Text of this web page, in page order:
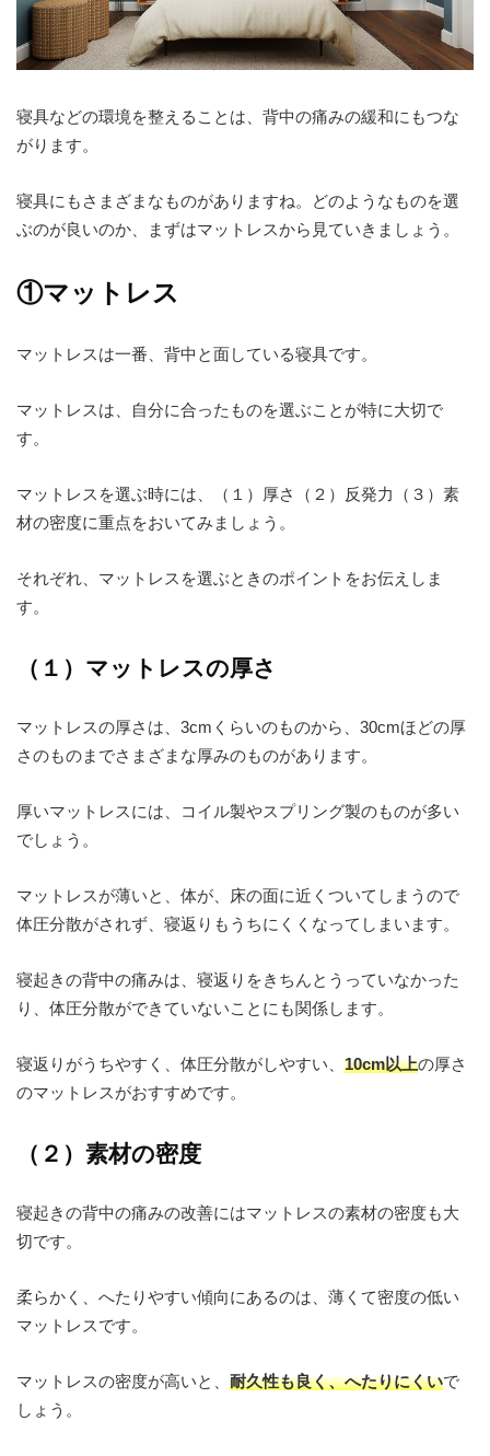
寝具などの環境を整えることは、背中の痛みの緩和にもつな
がります。
寝具にもさまざまなものがありますね。どのようなものを選
ぶのが良いのか、まずはマットレスから見ていきましょう。
①マットレス
マットレスは一番、背中と面している寝具です。
マットレスは、自分に合ったものを選ぶことが特に大切で
す。
マットレスを選ぶ時には、（１）厚さ（２）反発力（３）素
材の密度に重点をおいてみましょう。
それぞれ、マットレスを選ぶときのポイントをお伝えしま
す。
（１）マットレスの厚さ
マットレスの厚さは、3cmくらいのものから、30cmほどの厚
さのものまでさまざまな厚みのものがあります。
厚いマットレスには、コイル製やスプリング製のものが多い
でしょう。
マットレスが薄いと、体が、床の面に近くついてしまうので
体圧分散がされず、寝返りもうちにくくなってしまいます。
寝起きの背中の痛みは、寝返りをきちんとうっていなかった
り、体圧分散ができていないことにも関係します。
寝返りがうちやすく、体圧分散がしやすい、 10cm以上の厚さ
のマットレスがおすすめです。
（２）素材の密度
寝起きの背中の痛みの改善にはマットレスの素材の密度も大
切です。
柔らかく、へたりやすい傾向にあるのは、薄くて密度の低い
マットレスです。
マットレスの密度が高いと、 耐久性も良く、へたりにくいで
しょう。